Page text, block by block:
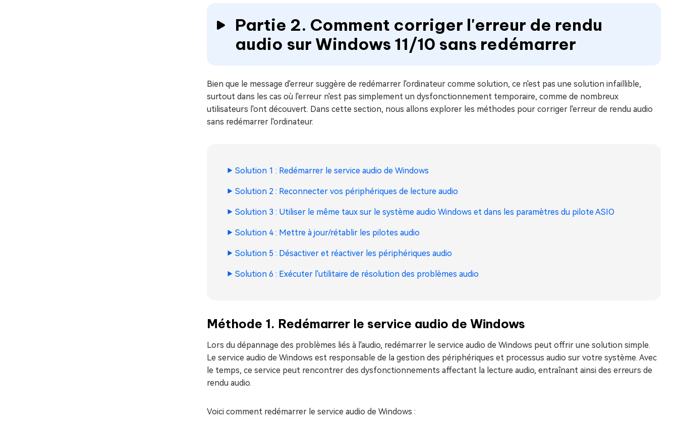
Partie 2. Comment corriger l'erreur de rendu
audio sur Windows 11/10 sans redémarrer
Bien que le message d'erreur suggère de redémarrer l'ordinateur comme solution, ce n'est pas une solution infaillible,
surtout dans les cas où l'erreur n'est pas simplement un dysfonctionnement temporaire, comme de nombreux
utilisateurs l'ont découvert. Dans cette section, nous allons explorer les méthodes pour corriger l'erreur de rendu audio
sans redémarrer l'ordinateur.
Solution 1 : Redémarrer le service audio de Windows
Solution 2 : Reconnecter vos périphériques de lecture audio
Solution 3 : Utiliser le même taux sur le système audio Windows et dans les paramètres du pilote ASIO
Solution 4 : Mettre à jour/rétablir les pilotes audio
Solution 5 : Désactiver et réactiver les périphériques audio
Solution 6 : Exécuter l'utilitaire de résolution des problèmes audio
Méthode 1. Redémarrer le service audio de Windows
Lors du dépannage des problèmes liés à l'audio, redémarrer le service audio de Windows peut offrir une solution simple.
Le service audio de Windows est responsable de la gestion des périphériques et processus audio sur votre système. Avec
le temps, ce service peut rencontrer des dysfonctionnements affectant la lecture audio, entraînant ainsi des erreurs de
rendu audio.
Voici comment redémarrer le service audio de Windows :